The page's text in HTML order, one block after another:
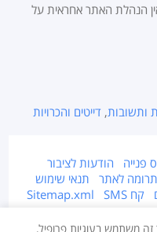
הנהלת האתר אחראית על
ותשובות, דייטים והכרויות
פנייה
הודעות לציבור
תרומה לאתר
תנאי שימוש
קח SMS Sitemap.xml
משתמש בעוגיות פרופיל,